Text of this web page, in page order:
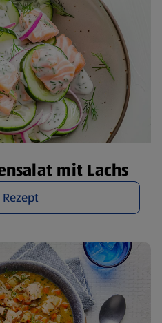
mit Lachs